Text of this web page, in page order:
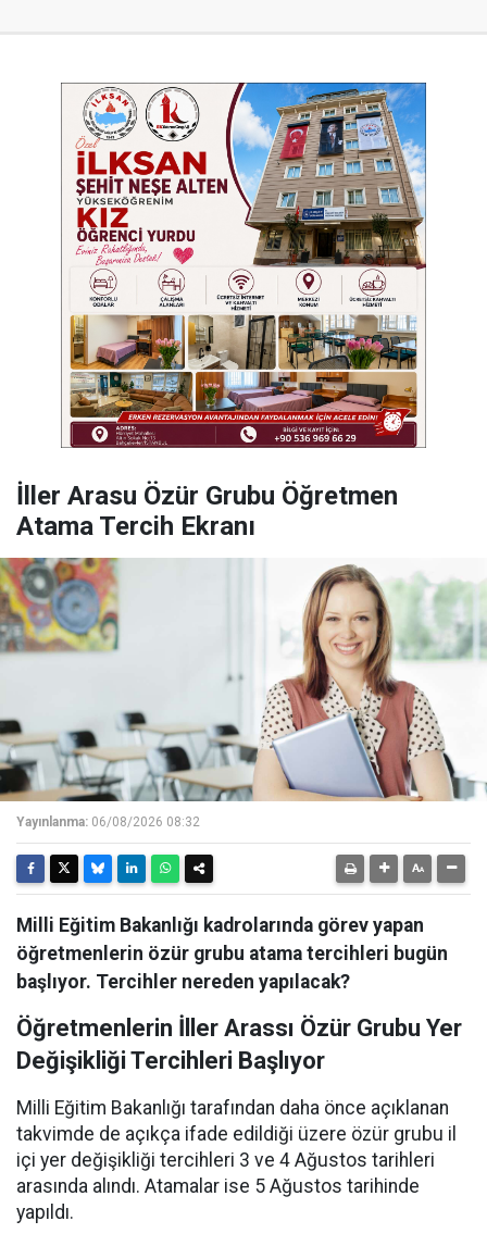
İller Arasu Özür Grubu Öğretmen
Atama Tercih Ekranı
Yayınlanma: 06/08/2026 08:32
Milli Eğitim Bakanlığı kadrolarında görev yapan
öğretmenlerin özür grubu atama tercihleri bugün
başlıyor. Tercihler nereden yapılacak?
Öğretmenlerin İller Arassı Özür Grubu Yer
Değişikliği Tercihleri Başlıyor
Milli Eğitim Bakanlığı tarafından daha önce açıklanan
takvimde de açıkça ifade edildiği üzere özür grubu il
içi yer değişikliği tercihleri 3 ve 4 Ağustos tarihleri
arasında alındı. Atamalar ise 5 Ağustos tarihinde
yapıldı.